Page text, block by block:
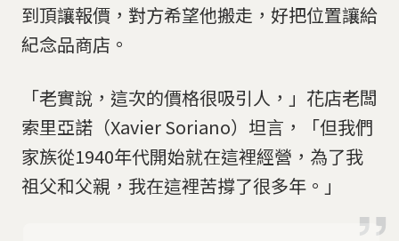
到頂讓報價，對方希望他搬走，好把位置讓給
紀念品商店。
「老實說，這次的價格很吸引人，」花店老闆
索里亞諾（Xavier Soriano）坦言，「但我們
家族從1940年代開始就在這裡經營，為了我
祖父和父親，我在這裡苦撐了很多年。」